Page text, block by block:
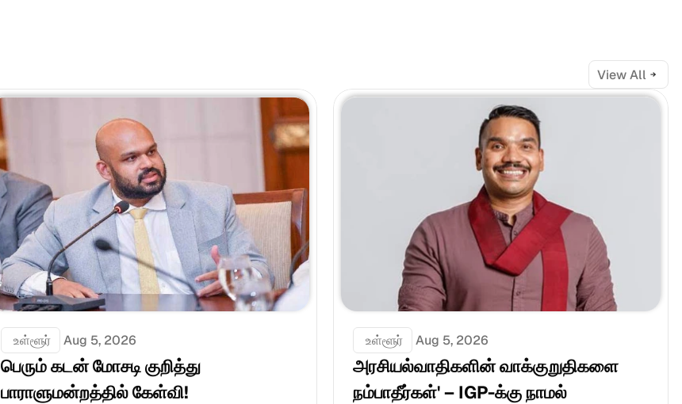
View All
உள்ளூர் Aug 5, 2026
பெரும் கடன் மோசடி குறித்து
பாராளுமன்றத்தில் கேள்வி!
உள்ளூர் Aug 5, 2026
அரசியல்வாதிகளின் வாக்குறுதிகளை
நம்பாதீர்கள்' – IGP-க்கு நாமல்